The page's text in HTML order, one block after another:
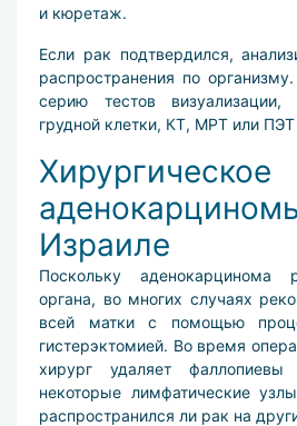
и кюретаж.
Если рак подтвердился,
распространения по
серию тестов визуализации,
грудной клетки, КТ, МРТ или
Израиле
Поскольку аденокарцинома
органа, во многих случаях
всей матки с помощью
гистерэктомией. Во время
хирург удаляет
некоторые лимфатические
распространился ли рак на